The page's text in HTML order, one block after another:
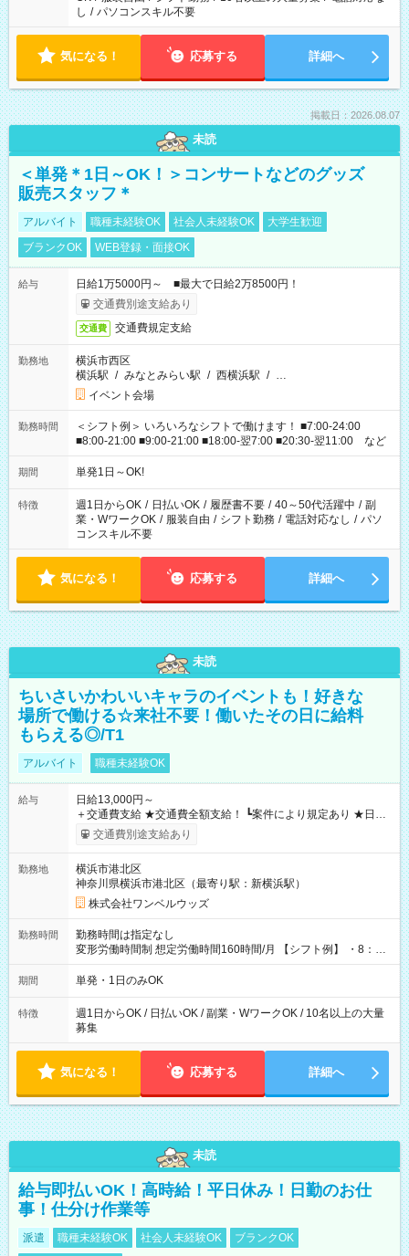
し / パソコンスキル不要
気になる！ 応募する 詳細へ
掲載日：2026.08.07
未読
＜単発＊1日～OK！＞コンサートなどのグッズ
販売スタッフ＊
アルバイト 職種未経験OK 社会人未経験OK
大学生歓迎
ブランクOK
WEB登録・面接OK
給与
日給1万5000円～ ■最大で日給2万8500円！
交通費別途支給あり
交通費 交通費規定支給
勤務地
横浜市西区
横浜駅 / みなとみらい駅 / 西横浜駅 / …
イベント会場
勤務時間
＜シフト例＞ いろいろなシフトで働けます！ ■7:00-24:00
■8:00-21:00 ■9:00-21:00 ■18:00-翌7:00 ■20:30-翌11:00 など
期間 単発1日～OK!
特徴 週1日からOK / 日払いOK / 履歴書不要 / 40～50代活躍中 / 副
業・WワークOK / 服装自由 / シフト勤務 / 電話対応なし / パソ
コンスキル不要
気になる！ 応募する 詳細へ
未読
ちいさいかわいいキャラのイベントも！好きな
場所で働ける☆来社不要！働いたその日に給料
もらえる◎/T1
アルバイト 職種未経験OK
給与
日給13,000円～
＋交通費支給 ★交通費全額支給！ ┗案件により規定あり ★日払
いOK！（規定あり） ┗働いたその日に現金GET♪ お仕事後はコ
ンビニATMから 日払い分を引き落とせます！ 【試用期間】試
交通費別途支給あり
勤務地
横浜市港北区
神奈川県横浜市港北区（最寄り駅：新横浜駅）
株式会社ワンベルウッズ
勤務時間
勤務時間は指定なし
変形労働時間制 想定労働時間160時間/月 【シフト例】 ・8：00
～21：00
期間 単発・1日のみOK
特徴
週1日からOK / 日払いOK / 副業・WワークOK / 10名以上の大量
募集
気になる！ 応募する 詳細へ
未読
給与即払いOK！高時給！平日休み！日勤のお仕
事！仕分け作業等
派遣 職種未経験OK 社会人未経験OK
ブランクOK